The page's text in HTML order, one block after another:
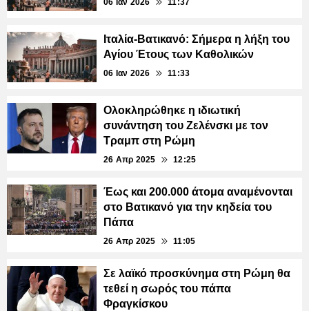
06 Ιαν 2026 11:37
Ιταλία-Βατικανό: Σήμερα η λήξη του
Αγίου Έτους των Καθολικών
06 Ιαν 2026 11:33
Ολοκληρώθηκε η ιδιωτική
συνάντηση του Ζελένσκι με τον
Τραμπ στη Ρώμη
26 Απρ 2025 12:25
Έως και 200.000 άτομα αναμένονται
στο Βατικανό για την κηδεία του
Πάπα
26 Απρ 2025 11:05
Σε λαϊκό προσκύνημα στη Ρώμη θα
τεθεί η σωρός του πάπα
Φραγκίσκου